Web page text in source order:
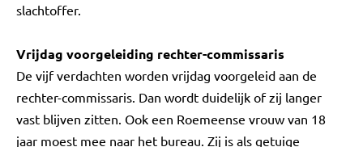
slachtoffer.
Vrijdag voorgeleiding rechter-commissaris
De vijf verdachten worden vrijdag voorgeleid aan de
rechter-commissaris. Dan wordt duidelijk of zij langer
vast blijven zitten. Ook een Roemeense vrouw van 18
jaar moest mee naar het bureau. Zij is als getuige